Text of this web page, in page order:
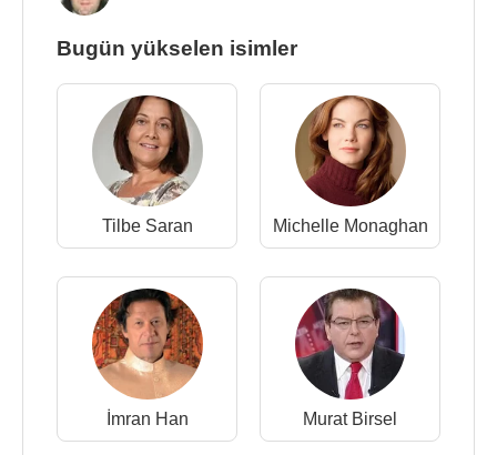
Bugün yükselen isimler
Tilbe Saran Michelle Monaghan
İmran Han Murat Birsel